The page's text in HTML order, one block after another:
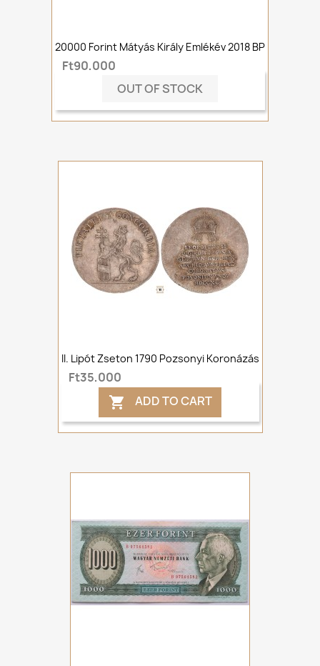
20000 Forint Mátyás Király Emlékév 2018 BP
Ft90,000
OUT OF STOCK
II. Lipót Zseton 1790 Pozsonyi Koronázás
Ft35,000
 ADD TO CART